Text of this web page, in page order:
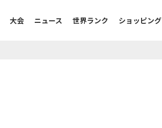
大会 ニュース 世界ランク ショッピング